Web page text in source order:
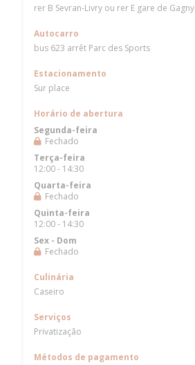
rer B Sevran-Livry ou rer E gare de Gagny
Autocarro
bus 623 arrêt Parc des Sports
Estacionamento
Sur place
Horário de abertura
Segunda-feira
Fechado
Terça-feira
12:00 - 14:30
Quarta-feira
Fechado
Quinta-feira
12:00 - 14:30
Sex - Dom
Fechado
Culinária
Caseiro
Serviços
Privatização
Métodos de pagamento